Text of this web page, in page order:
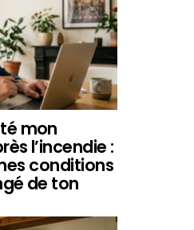
mon
l’incendie :
conditions
de ton